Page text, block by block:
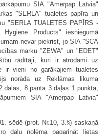
SIA "Amerpap Latvia"
"SERLA" tualetes papīra un
"SERLA TUALETES PAPĪRS -
Products" iesniegumā
nevar piekrist, jo SIA "SCA
marku "ZEWA" un "EDET"
rādītāji, kuri ir atrodami uz
ir vieni no garākajiem tualetes
norāda uz Reklāmas likuma
8.panta 3.daļas 1.punkta,
SIA "Amerpap Latvia"
sēdē (prot. Nr.10, 3.§) saskaņā
daļu nolēma pagarināt lietas